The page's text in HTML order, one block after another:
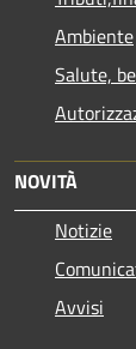
Ambiente
Salute,
NOVITÀ
Notizie
Avvisi